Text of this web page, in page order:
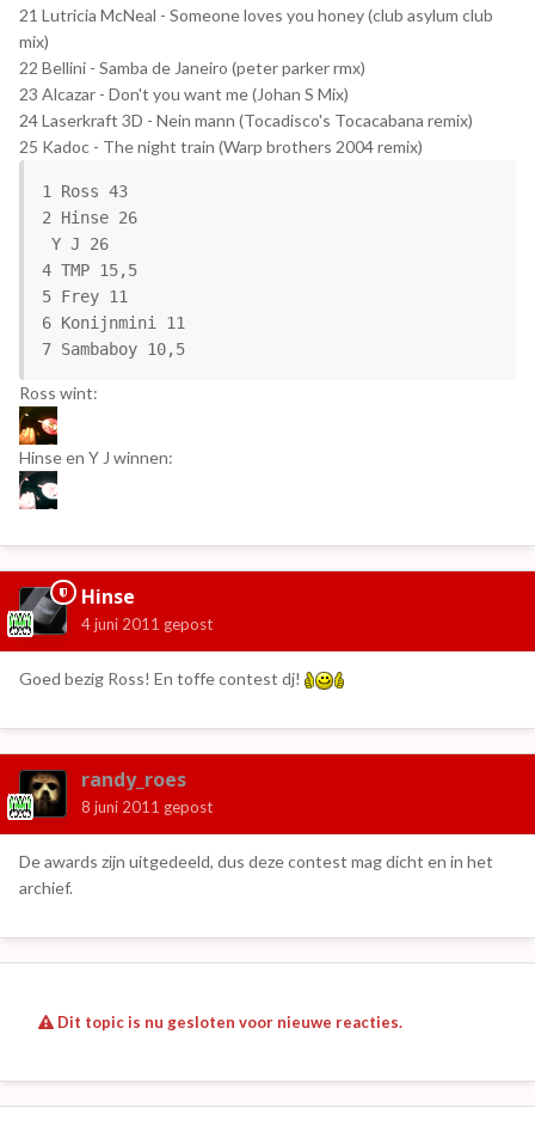
21 Lutricia McNeal - Someone loves you honey (club asylum club
mix)
22 Bellini - Samba de Janeiro (peter parker rmx)
23 Alcazar - Don't you want me (Johan S Mix)
24 Laserkraft 3D - Nein mann (Tocadisco's Tocacabana remix)
25 Kadoc - The night train (Warp brothers 2004 remix)
1 Ross 43
2 Hinse 26
4 TMP 15,5
5 Frey 11
6 Konijnmini 11
Ross wint:
Hinse en Y J winnen:
Hinse
4 juni 2011 gepost
Goed bezig Ross! En toffe contest dj!
randy_roes
8 juni 2011 gepost
De awards zijn uitgedeeld, dus deze contest mag dicht en in het
archief.
Dit topic is nu gesloten voor nieuwe reacties.